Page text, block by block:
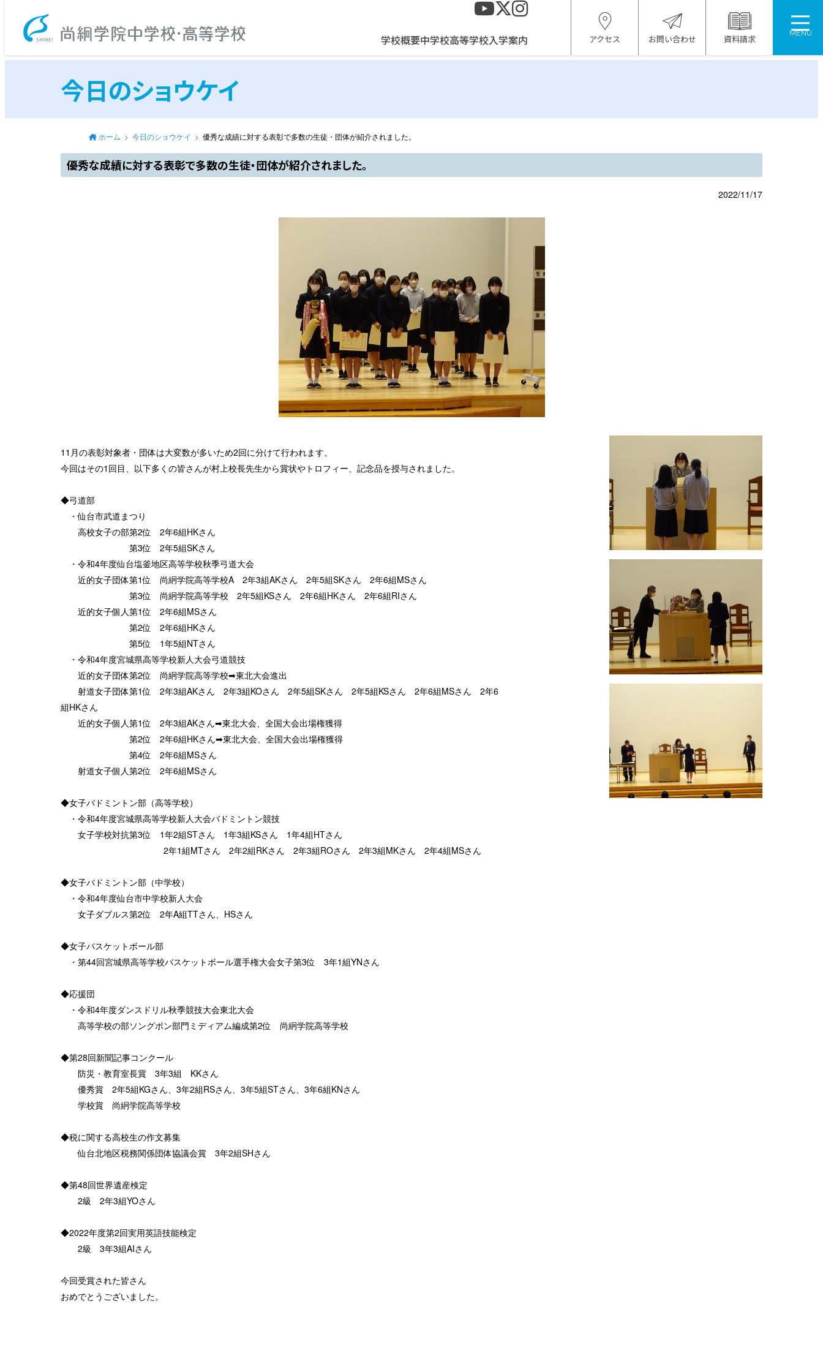
学校概要中学校高等学校入学案内 アクセス お問い合わせ 資料請求
MENU
今日のショウケイ
ホーム 今日のショウケイ 優秀な成績に対する表彰で多数の生徒・団体が紹介されました。
優秀な成績に対する表彰で多数の生徒・団体が紹介されました。
2022/11/17
11月の表彰対象者・団体は大変数が多いため2回に分けて行われます。
今回はその1回目、以下多くの皆さんが村上校長先生から賞状やトロフィー、記念品を授与されました。
◆弓道部
・仙台市武道まつり
高校女子の部第2位 2年6組HKさん
第3位 2年5組SKさん
・令和4年度仙台塩釜地区高等学校秋季弓道大会
近的女子団体第1位 尚絅学院高等学校A 2年3組AKさん 2年5組SKさん 2年6組MSさん
第3位 尚絅学院高等学校 2年5組KSさん 2年6組HKさん 2年6組RIさん
近的女子個人第1位 2年6組MSさん
第2位 2年6組HKさん
第5位 1年5組NTさん
・令和4年度宮城県高等学校新人大会弓道競技
近的女子団体第2位 尚絅学院高等学校➡東北大会進出
射道女子団体第1位 2年3組AKさん 2年3組KOさん 2年5組SKさん 2年5組KSさん 2年6組MSさん 2年6
組HKさん
近的女子個人第1位 2年3組AKさん➡東北大会、全国大会出場権獲得
第2位 2年6組HKさん➡東北大会、全国大会出場権獲得
第4位 2年6組MSさん
射道女子個人第2位 2年6組MSさん
◆女子バドミントン部（高等学校）
・令和4年度宮城県高等学校新人大会バドミントン競技
女子学校対抗第3位 1年2組STさん 1年3組KSさん 1年4組HTさん
2年1組MTさん 2年2組RKさん 2年3組ROさん 2年3組MKさん 2年4組MSさん
◆女子バドミントン部（中学校）
・令和4年度仙台市中学校新人大会
女子ダブルス第2位 2年A組TTさん、HSさん
◆女子バスケットボール部
・第44回宮城県高等学校バスケットボール選手権大会女子第3位 3年1組YNさん
◆応援団
・令和4年度ダンスドリル秋季競技大会東北大会
高等学校の部ソングポン部門ミディアム編成第2位 尚絅学院高等学校
◆第28回新聞記事コンクール
防災・教育室長賞 3年3組 KKさん
優秀賞 2年5組KGさん、3年2組RSさん、3年5組STさん、3年6組KNさん
学校賞 尚絅学院高等学校
◆税に関する高校生の作文募集
仙台北地区税務関係団体協議会賞 3年2組SHさん
​​​​​◆第48回世界遺産検定
2級 2年3組YOさん
◆2022年度第2回実用英語技能検定
2級 3年3組AIさん
今回受賞された皆さん
おめでとうございました。